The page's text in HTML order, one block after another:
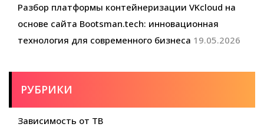
Разбор платформы контейнеризации VKcloud на
основе сайта Bootsman.tech: инновационная
технология для современного бизнеса 19.05.2026
РУБРИКИ
Зависимость от ТВ